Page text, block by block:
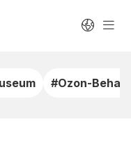
#Ozon-